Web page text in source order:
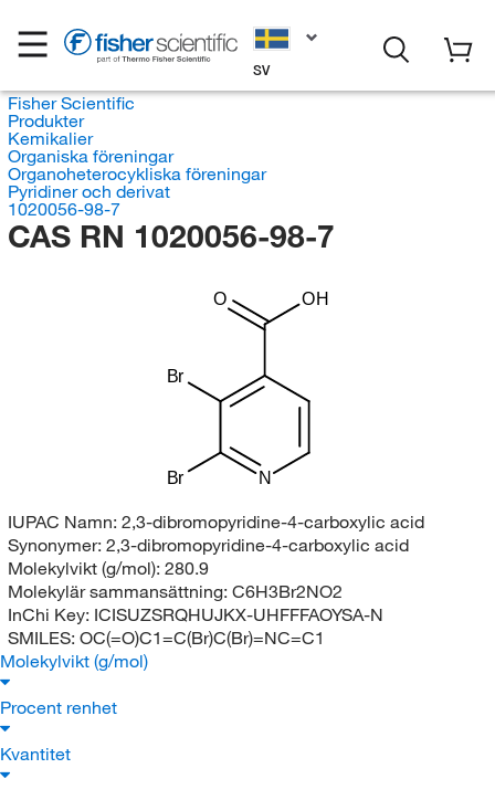
SV
Fisher Scientific
Produkter
Kemikalier
Organiska föreningar
Organoheterocykliska föreningar
Pyridiner och derivat
1020056-98-7
CAS RN 1020056-98-7
N
O OH
Br
Br
IUPAC Namn: 2,3-dibromopyridine-4-carboxylic acid
Synonymer: 2,3-dibromopyridine-4-carboxylic acid
Molekylvikt (g/mol): 280.9
Molekylär sammansättning: C6H3Br2NO2
InChi Key: ICISUZSRQHUJKX-UHFFFAOYSA-N
SMILES: OC(=O)C1=C(Br)C(Br)=NC=C1
Molekylvikt (g/mol)
Procent renhet
Kvantitet